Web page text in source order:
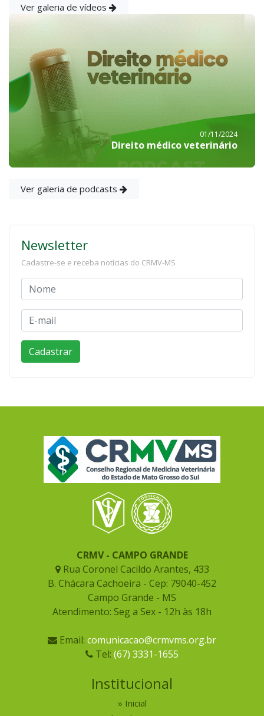
Ver galeria de vídeos
01/11/2024
Direito médico veterinário
Ver galeria de podcasts
Newsletter
Cadastre-se e receba notícias do CRMV-MS
CRMV - CAMPO GRANDE
Rua Coronel Cacildo Arantes, 433
B. Chácara Cachoeira - Cep: 79040-452
Campo Grande - MS
Atendimento: Seg a Sex - 12h às 18h
Email: comunicacao@crmvms.org.br
Tel: (67) 3331-1655
Institucional
Inicial